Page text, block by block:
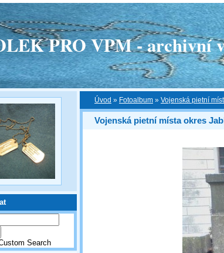
PRO VPM - archivní
Úvod » Fotoalbum » Vojenská pietní
Vojenská pietní místa okres